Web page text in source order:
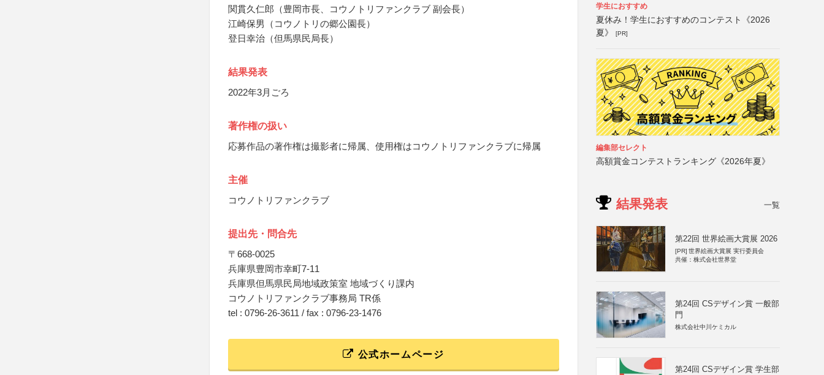
関貫久仁郎（豊岡市長、コウノトリファンクラブ 副会長）
江崎保男（コウノトリの郷公園長）
登日幸治（但馬県民局長）
結果発表
2022年3月ごろ
著作権の扱い
応募作品の著作権は撮影者に帰属、使用権はコウノトリファンクラブに帰属
主催
コウノトリファンクラブ
提出先・問合先
〒668-0025
兵庫県豊岡市幸町7-11
兵庫県但馬県民局地域政策室 地域づくり課内
コウノトリファンクラブ事務局 TR係
tel : 0796-26-3611 / fax : 0796-23-1476
公式ホームページ
学生におすすめ
夏休み！学生におすすめのコンテスト《2026
夏》
[PR]
編集部セレクト
高額賞金コンテストランキング《2026年夏》
結果発表 一覧
第22回 世界絵画大賞展 2026
[PR] 世界絵画大賞展 実行委員会
共催：株式会社世界堂
第24回 CSデザイン賞 一般部
門
株式会社中川ケミカル
第24回 CSデザイン賞 学生部